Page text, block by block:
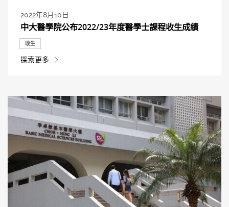
2022年8月10日
中大醫學院公布2022/23年度醫學士課程收生成績
收生
探索更多